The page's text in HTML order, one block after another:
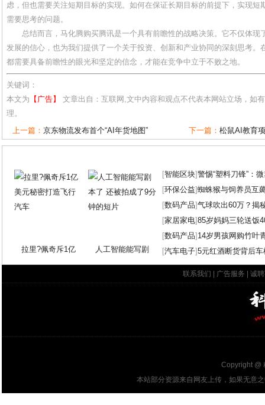
虑，但也需要关注短期目标的实现。如何在保证长期目标的前提下，实现短
需要思考的问题。
总结而言，马化腾购买腾讯是一个具有前瞻性的战略决策。它不仅体现
发展的信心，也为我们提供了一个关于投资、创新和产业协同的深刻思考。
都需要具备前瞻性的眼光和坚定的信念，才能在竞争中立于不败之地。
关键词：
本文为 【广告】
文章出自：互联网,文中内容和观点不代表本网站立场，如
理。
上一篇： 京东物流发布首个“AI年货地图” 下一篇： 松鼠AI教育
拉里?佩奇斥1亿 人工智能能写剧
[智能区块]警惕“塑料刀锋”：
[环保公益]蜘蛛猴与饲养员互
[数码产品]气球吹出60万？揭
[家居家电]85岁妈妈三轮送饭
[数码产品] 14岁男孩网购竹叶
[汽车电子]5元红酒断货背后
联系我们 广告服务 诚
Copyright @
本站部分资源来自网友上传，如果无意